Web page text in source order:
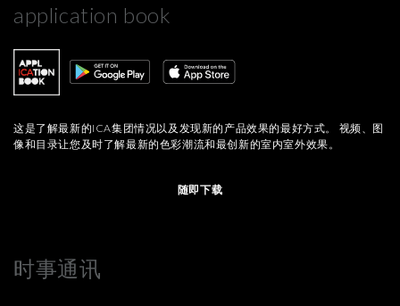
Clicca quiper visualizzare l’Informativa Privacy.
application book
这是了解最新的ICA集团情况以及发现新的产品效果的最好方式。 视频、图
像和目录让您及时了解最新的色彩潮流和最创新的室内室外效果。
随即下载
时事通讯